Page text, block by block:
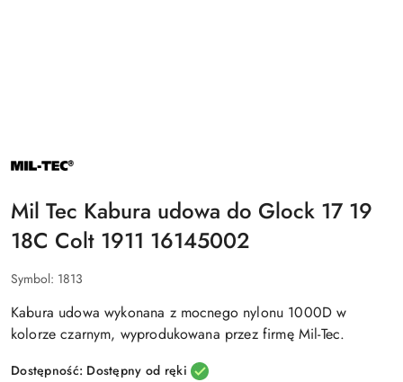
NAZWA
PRODUCENTA:
Mil Tec Kabura udowa do Glock 17 19
18C Colt 1911 16145002
Symbol: 1813
Kabura udowa wykonana z mocnego nylonu 1000D w
kolorze czarnym, wyprodukowana przez firmę Mil-Tec.
Dostępność: Dostępny od ręki